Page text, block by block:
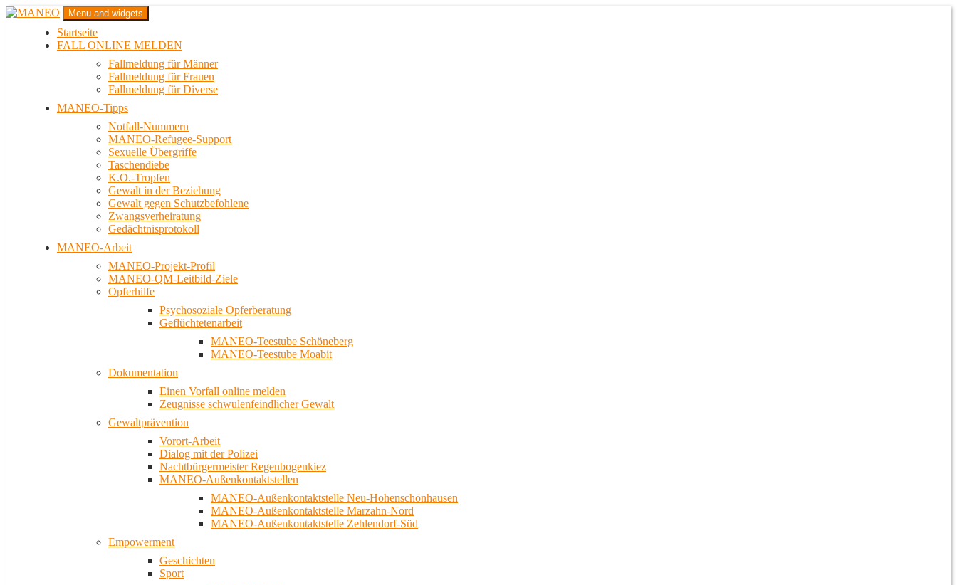
Zum
MANEO
Das schwule Anti-Gewalt-Projekt in Berlin
Menu and widgets
Startseite
FALL ONLINE MELDEN
Fallmeldung für Männer
Fallmeldung für Frauen
Fallmeldung für Diverse
MANEO-Tipps
Notfall-Nummern
MANEO-Refugee-Support
Sexuelle Übergriffe
Taschendiebe
K.O.-Tropfen
Gewalt in der Beziehung
Gewalt gegen Schutzbefohlene
Zwangsverheiratung
Gedächtnisprotokoll
MANEO-Arbeit
MANEO-Projekt-Profil
MANEO-QM-Leitbild-Ziele
Opferhilfe
Psychosoziale Opferberatung
Geflüchtetenarbeit
MANEO-Teestube Schöneberg
MANEO-Teestube Moabit
Dokumentation
Einen Vorfall online melden
Zeugnisse schwulenfeindlicher Gewalt
Gewaltprävention
Vorort-Arbeit
Dialog mit der Polizei
Nachtbürgermeister Regenbogenkiez
MANEO-Außenkontaktstellen
MANEO-Außenkontaktstelle Neu-Hohenschönhausen
MANEO-Außenkontaktstelle Marzahn-Nord
MANEO-Außenkontaktstelle Zehlendorf-Süd
Empowerment
Geschichten
Sport